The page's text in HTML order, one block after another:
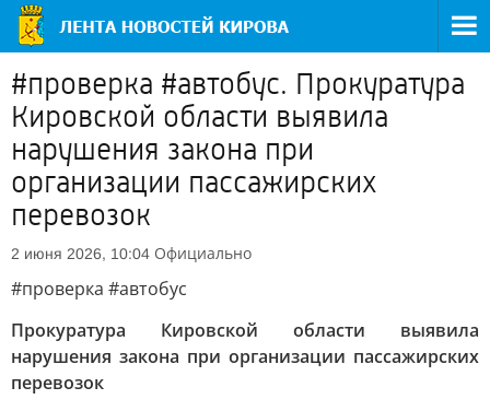
#проверка #автобус. Прокуратура
Кировской области выявила
нарушения закона при
организации пассажирских
перевозок
2 июня 2026, 10:04 Официально
#проверка #автобус
Прокуратура Кировской области выявила
нарушения закона при организации пассажирских
перевозок